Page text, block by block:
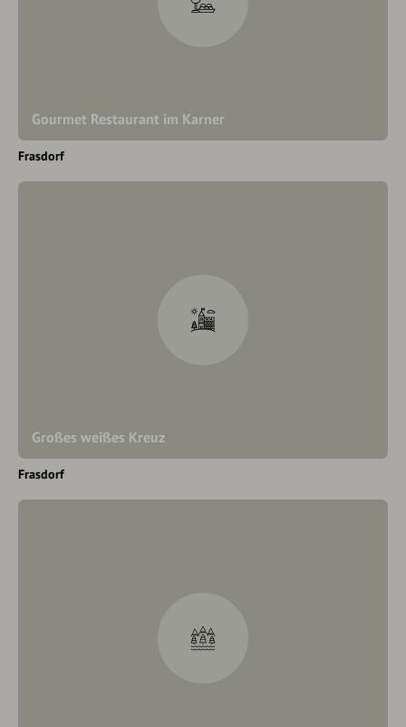
Gourmet Restaurant im Karner
Frasdorf
Großes weißes Kreuz
Frasdorf